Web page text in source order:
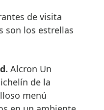
de visita
son los estrellas
Alcron Un
de la
menú